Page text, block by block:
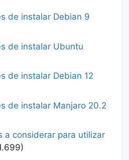
de instalar Debian 9
de instalar Ubuntu
de instalar Debian 12
de instalar Manjaro 20.2
a considerar para utilizar